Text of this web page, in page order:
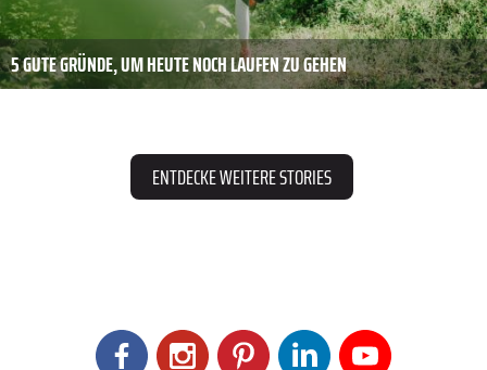
5 GUTE GRÜNDE, UM HEUTE NOCH LAUFEN ZU GEHEN
ENTDECKE WEITERE STORIES